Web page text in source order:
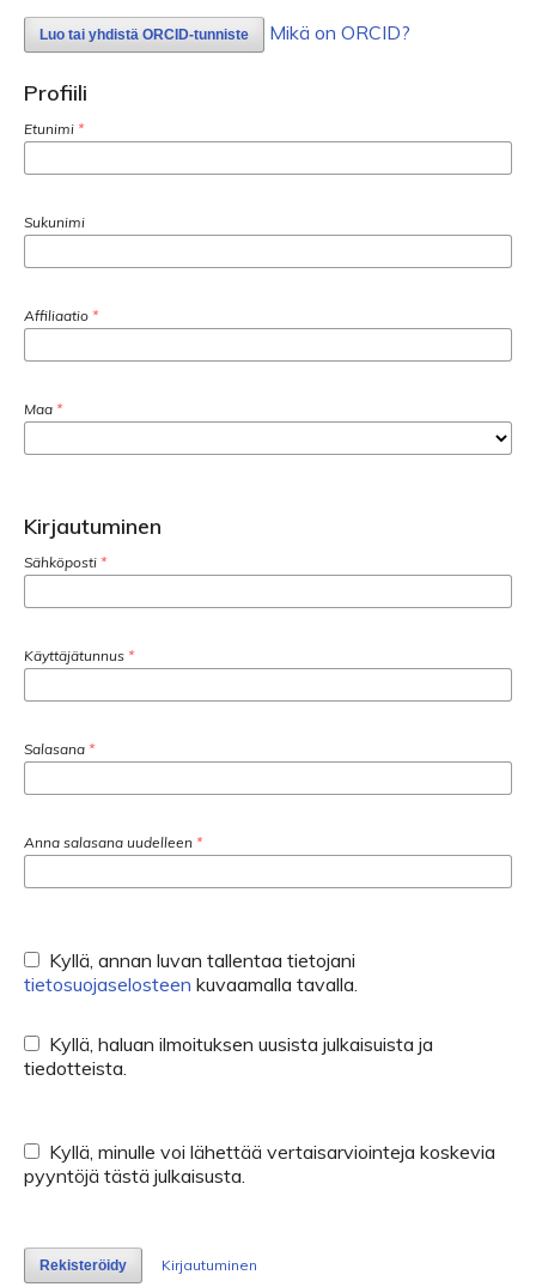
Luo tai yhdistä ORCID-tunniste Mikä on ORCID?
Profiili
Etunimi *
Sukunimi
Affiliaatio *
Maa *
Kirjautuminen
Sähköposti *
Käyttäjätunnus *
Salasana *
Anna salasana uudelleen *
Kyllä, annan luvan tallentaa tietojani
tietosuojaselosteen kuvaamalla tavalla.
tiedotteista.
pyyntöjä tästä julkaisusta.
Rekisteröidy Kirjautuminen